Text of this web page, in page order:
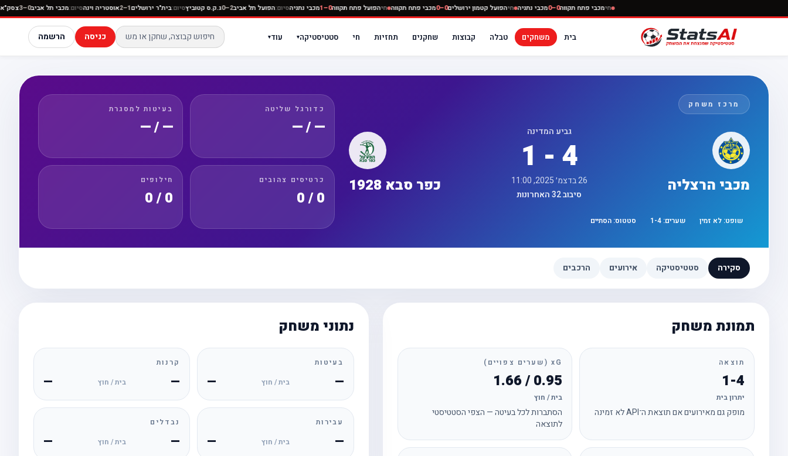
חימכבי פתח תקווה0–0 מכבי נתניה חיהפועל קטמון ירושלים0–0 מכבי פתח תקווה חיהפועל פתח תקווה0–1 מכבי נתניהסיום:הפועל תל אביב2–0 ג.ק.ס קטוביץסיום:בית"ר ירושלים1–2 אוסטריה וינהסיום:מכבי תל אביב0–3
בית משחקים טבלה קבוצות שחקנים תחזיות חי סטטיסטיקה▾ עוד▾ כניסה הרשמה
מרכז משחק
מכבי הרצליה
גביע המדינה
1 - 4
26 בדצמ׳ 2025, 11:00
סיבוב 32 האחרונות
כפר סבא 1928
שופט: לא זמין שערים: 1-4 סטטוס: הסתיים
כדורגל שליטה
— / —
בעיטות למסגרת
— / —
כרטיסים צהובים
0 / 0
חילופים
0 / 0
סקירה סטטיסטיקה אירועים הרכבים
תמונת משחק
תוצאה
1-4
יתרון בית
מופק גם מאירועים אם תוצאת ה־API לא זמינה
xG (שערים צפויים)
0.95 / 1.66
בית / חוץ
הסתברות לכל בעיטה — הצפי הסטטיסטי
לתוצאה
נתוני משחק
בעיטות
— בית / חוץ —
קרנות
— בית / חוץ —
עבירות
— בית / חוץ —
נבדלים
— בית / חוץ —